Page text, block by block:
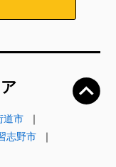
道市
志野市